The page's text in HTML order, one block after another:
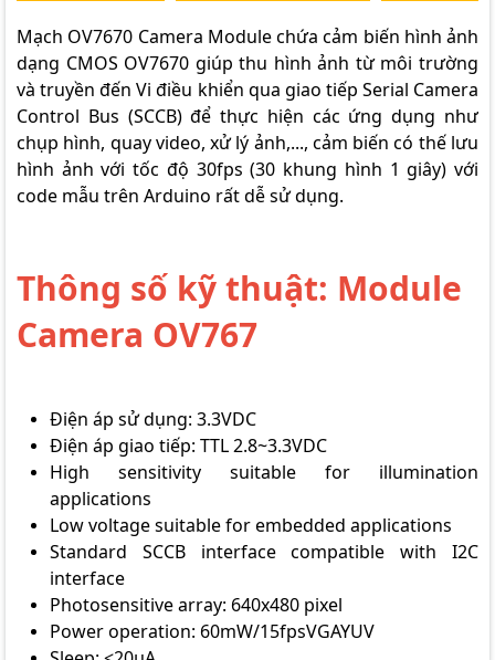
Mạch OV7670 Camera Modulechứa cảm biến hình ảnh
dạng CMOS OV7670 giúp thu hình ảnh từ môi trường
và truyền đến Vi điều khiển qua giao tiếp Serial Camera
Control Bus (SCCB) để thực hiện các ứng dụng như
chụp hình, quay video, xử lý ảnh,..., cảm biến có thế lưu
hình ảnh với tốc độ 30fps (30 khung hình 1 giây) với
code mẫu trên Arduino rất dễ sử dụng.
Thông số kỹ thuật: Module
Camera OV767
Điện áp sử dụng: 3.3VDC
Điện áp giao tiếp: TTL 2.8~3.3VDC
High sensitivity suitable for illumination
applications
Low voltage suitable for embedded applications
Standard SCCB interface compatible with I2C
interface
Photosensitive array: 640x480 pixel
Power operation: 60mW/15fpsVGAYUV